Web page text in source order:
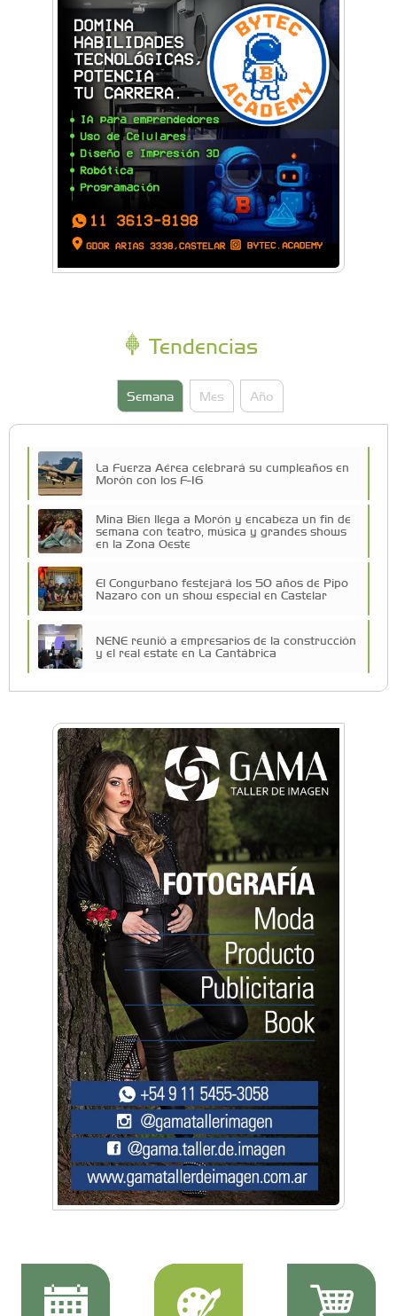
Tendencias
Semana Mes Año
La Fuerza Aérea celebrará su cumpleaños en
Morón con los F-16
Mina Bien llega a Morón y encabeza un fin de
semana con teatro, música y grandes shows
en la Zona Oeste
El Congurbano festejará los 50 años de Pipo
Nazaro con un show especial en Castelar
NENE reunió a empresarios de la construcción
y el real estate en La Cantábrica
Una compañía teatral de Castelar competirá
por el Premio FEBA Cultura
La primera vez que Eva Perón voló en avión lo
hizo desde Morón
Mariana Croce: "Hoy las empresas necesitan
un asesoramiento integral para crecer con
seguridad"
Música, teatro, yoga, danza y mucho más:
Conocé todos los talleres para aprender y
disfrutar en la Zona Oeste